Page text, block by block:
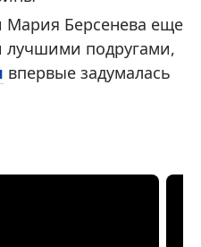
Мария Берсенева еще
лучшими подругами,
впервые задумалась